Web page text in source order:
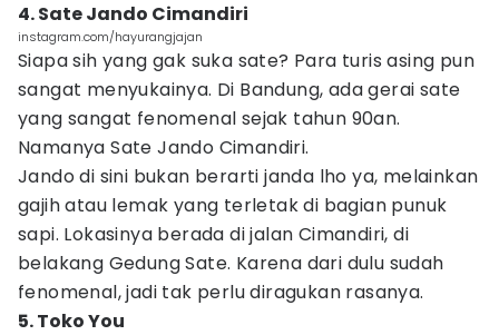
4. Sate Jando Cimandiri
instagram.com/hayurangjajan
Siapa sih yang gak suka sate? Para turis asing pun
sangat menyukainya. Di Bandung, ada gerai sate
yang sangat fenomenal sejak tahun 90an.
Namanya Sate Jando Cimandiri.
Jando di sini bukan berarti janda lho ya, melainkan
gajih atau lemak yang terletak di bagian punuk
sapi. Lokasinya berada di jalan Cimandiri, di
belakang Gedung Sate. Karena dari dulu sudah
fenomenal, jadi tak perlu diragukan rasanya.
5. Toko You